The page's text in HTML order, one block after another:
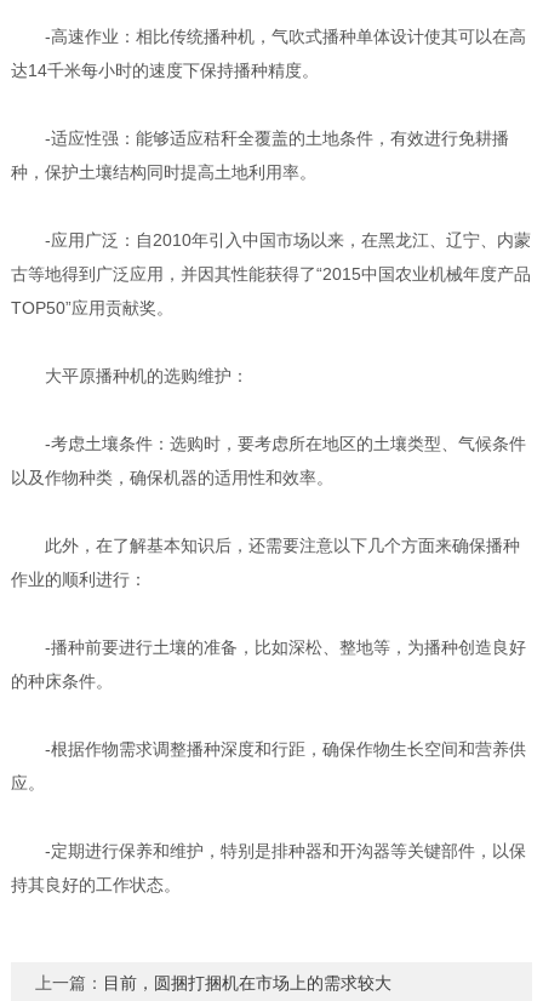
-高速作业：相比传统播种机，气吹式播种单体设计使其可以在高
达14千米每小时的速度下保持播种精度。
-适应性强：能够适应秸秆全覆盖的土地条件，有效进行免耕播
种，保护土壤结构同时提高土地利用率。
-应用广泛：自2010年引入中国市场以来，在黑龙江、辽宁、内蒙
古等地得到广泛应用，并因其性能获得了“2015中国农业机械年度产品
TOP50”应用贡献奖。
大平原播种机的选购维护：
-考虑土壤条件：选购时，要考虑所在地区的土壤类型、气候条件
以及作物种类，确保机器的适用性和效率。
此外，在了解基本知识后，还需要注意以下几个方面来确保播种
作业的顺利进行：
-播种前要进行土壤的准备，比如深松、整地等，为播种创造良好
的种床条件。
-根据作物需求调整播种深度和行距，确保作物生长空间和营养供
应。
-定期进行保养和维护，特别是排种器和开沟器等关键部件，以保
持其良好的工作状态。
上一篇： 目前，圆捆打捆机在市场上的需求较大